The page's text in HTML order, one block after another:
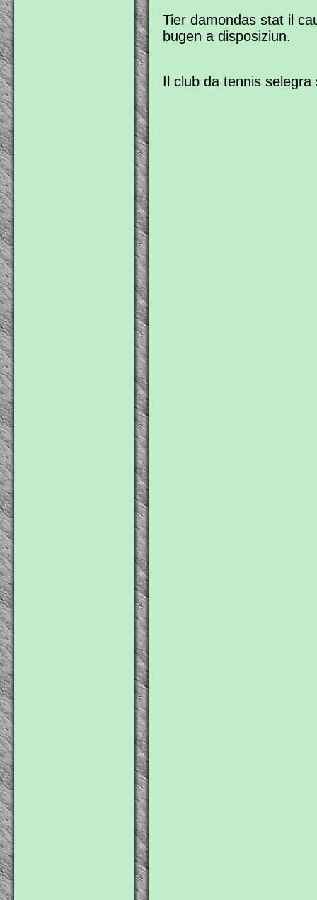
Tier damondas stat il
bugen a disposiziun.
Il club da tennis